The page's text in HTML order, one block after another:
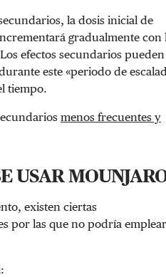
la dosis inicial de
gradualmente con
efectos secundarios pueden
este «periodo de
tiempo.
menos frecuentes y
USAR
existen ciertas
por las que no podría